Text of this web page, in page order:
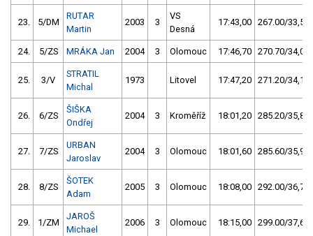
23. 5/DM
RUTAR
Martin
2003 3
VS
Desná
17:43,00 267.00/33,5
24. 5/ZS MRÁKA Jan 2004 3 Olomouc 17:46,70 270.70/34,0
25. 3/V
STRATIL
Michal
1973 Litovel 17:47,20 271.20/34,1
26. 6/ZS
ŠIŠKA
Ondřej
2004 3 Kroměříž 18:01,20 285.20/35,8
27. 7/ZS
URBAN
Jaroslav
2004 3 Olomouc 18:01,60 285.60/35,9
28. 8/ZS
ŠOTEK
Adam
2005 3 Olomouc 18:08,00 292.00/36,7
29. 1/ZM
JAROŠ
Michael
2006 3 Olomouc 18:15,00 299.00/37,6